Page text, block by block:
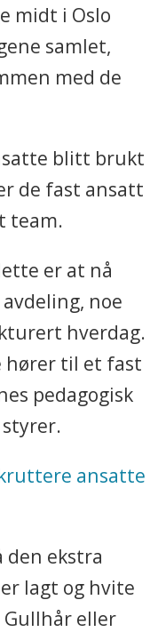
midt i Oslo
samlet,
med de
blitt brukt
de fast ansatt
team.
er at nå
noe
hverdag.
hører til et fast
pedagogisk
ansatte
den ekstra
lagt og hvite
eller